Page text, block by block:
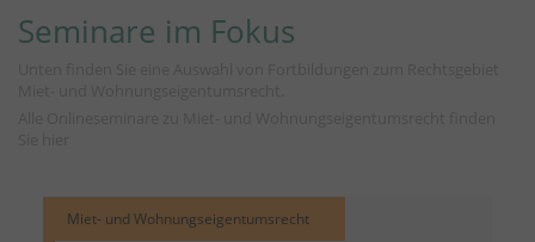
Seminare im Fokus
Miet- und Wohnungseigentumsrecht